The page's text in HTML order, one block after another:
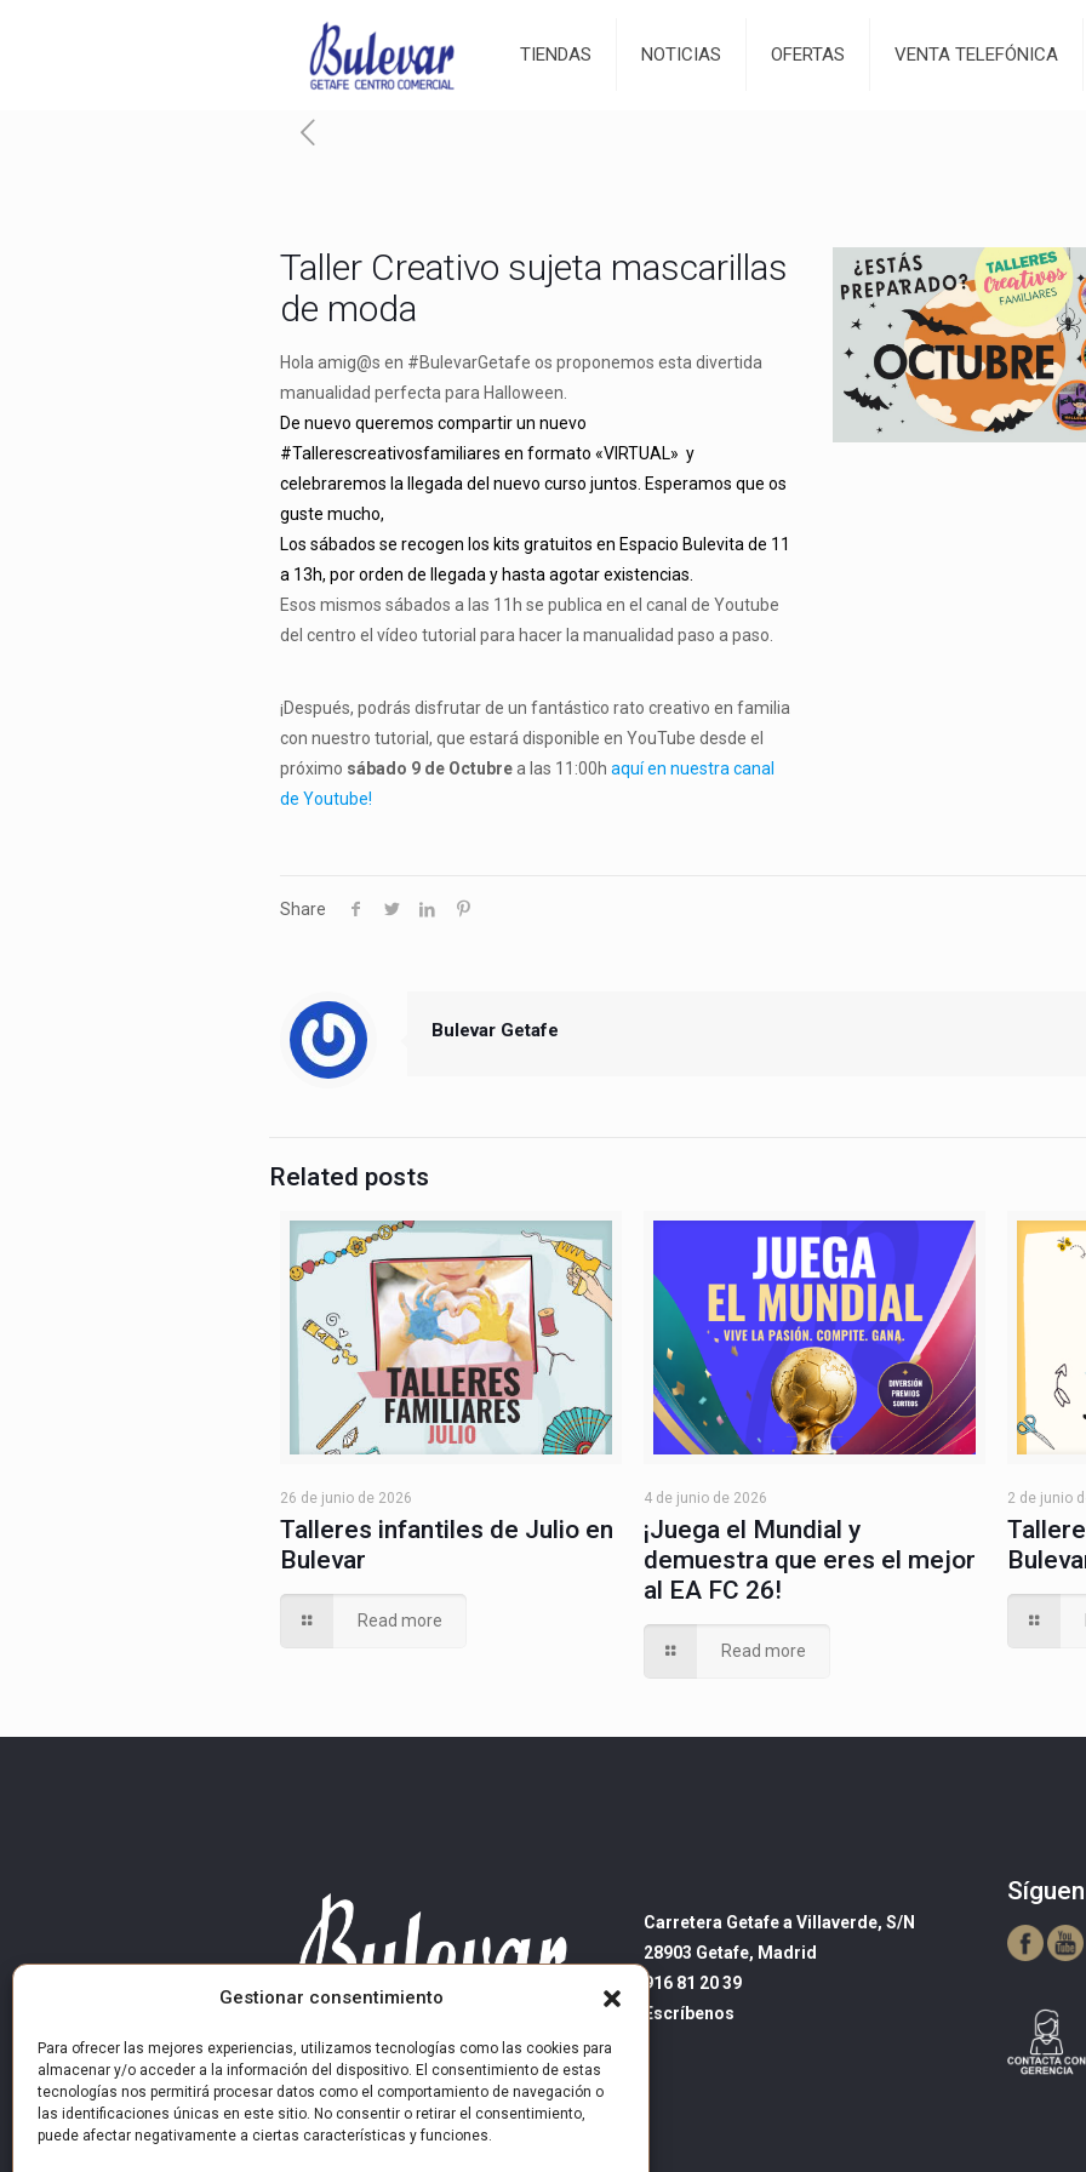
Gestionar consentimiento
Para ofrecer las mejores experiencias, utilizamos tecnologías como las cookies para
almacenar y/o acceder a la información del dispositivo. El consentimiento de estas
tecnologías nos permitirá procesar datos como el comportamiento de navegación o
las identificaciones únicas en este sitio. No consentir o retirar el consentimiento,
puede afectar negativamente a ciertas características y funciones.
TIENDAS NOTICIAS OFERTAS VENTA TELEFÓNICA
Taller Creativo sujeta mascarillas
de moda
Hola amig@s en #BulevarGetafe os proponemos esta divertida
manualidad perfecta para Halloween.
De nuevo queremos compartir un nuevo
#Tallerescreativosfamiliares en formato «VIRTUAL» y
celebraremos la llegada del nuevo curso juntos. Esperamos que os
guste mucho,
Los sábados se recogen los kits gratuitos en Espacio Bulevita de 11
a 13h, por orden de llegada y hasta agotar existencias.
Esos mismos sábados a las 11h se publica en el canal de Youtube
del centro el vídeo tutorial para hacer la manualidad paso a paso.
¡Después, podrás disfrutar de un fantástico rato creativo en familia
con nuestro tutorial, que estará disponible en YouTube desde el
próximo sábado 9 de Octubrea las 11:00h aquí en nuestra canal
de Youtube!
Share
Bulevar Getafe
Related posts
26 de junio de 2026
Talleres infantiles de Julio en
Bulevar
Read more
4 de junio de 2026
¡Juega el Mundial y
demuestra que eres el mejor
al EA FC 26!
Read more
2 de junio
Carretera Getafe a Villaverde, S/N
28903 Getafe, Madrid
916 81 20 39
Escríbenos